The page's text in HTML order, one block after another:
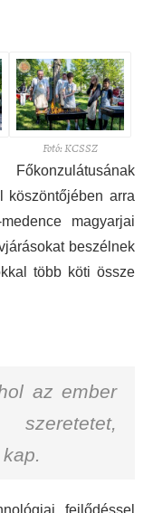
Fotó: KCSSZ
köszöntőjében arra
magyarjai
beszélnek
több köti össze
az ember